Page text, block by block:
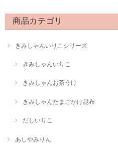
商品カテゴリ
きみしゃんいりこシリーズ
きみしゃんいりこ
きみしゃんお茶うけ
きみしゃんたまごかけ昆布
だしいりこ
あしやみりん